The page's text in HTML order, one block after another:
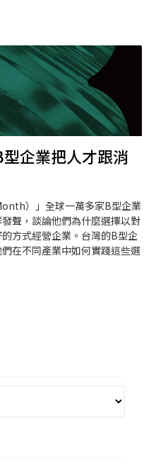
企業把人才跟消
）」全球一萬多家B型企業
聲，談論他們為什麼選擇以對
方式經營企業。台灣的B型企
在不同產業中如何實踐這些選